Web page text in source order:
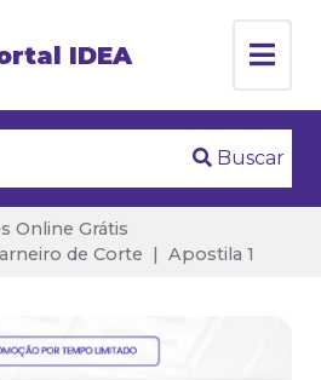
IDEA
Buscar
Online Grátis
de Corte
Apostila 1